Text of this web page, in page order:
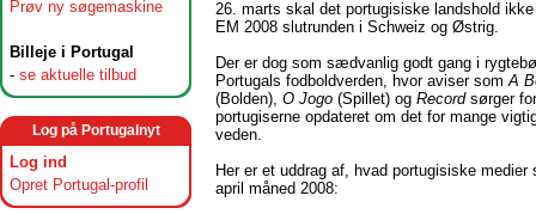
Prøv ny søgemaskine
Billeje i Portugal
- se aktuelle tilbud
Log på Portugalnyt
Log ind
Opret Portugal-profil
26. marts skal det portugisiske landshold
EM 2008 slutrunden i Schweiz og Østrig.
Der er dog som sædvanlig godt gang i
Portugals fodboldverden, hvor aviser somA
(Bolden), O Jogo (Spillet) og Recordsørger
portugiserne opdateret om det for mange
veden.
Her er et uddrag af, hvad portugisiske medier
april måned 2008: